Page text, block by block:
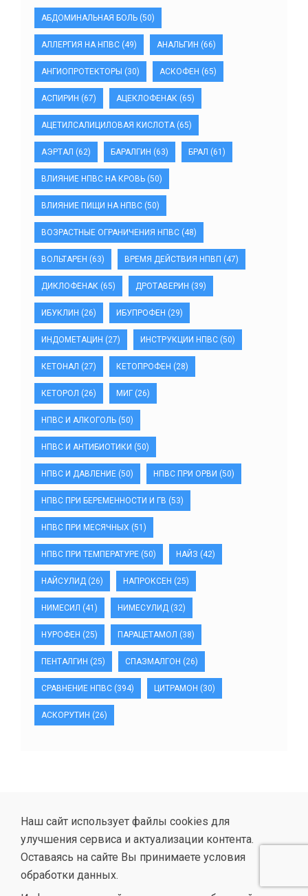
АБДОМИНАЛЬНАЯ БОЛЬ (50)
АЛЛЕРГИЯ НА НПВС (49) АНАЛЬГИН (66)
АНГИОПРОТЕКТОРЫ (30) АСКОФЕН (65)
АСПИРИН (67) АЦЕКЛОФЕНАК (65)
АЦЕТИЛСАЛИЦИЛОВАЯ КИСЛОТА(65)
АЭРТАЛ (62) БАРАЛГИН (63) БРАЛ (61)
ВЛИЯНИЕ НПВС НА КРОВЬ (50)
ВЛИЯНИЕ ПИЩИ НА НПВС (50)
ВОЗРАСТНЫЕ ОГРАНИЧЕНИЯ НПВС (48)
ВОЛЬТАРЕН (63) ВРЕМЯ ДЕЙСТВИЯ НПВП (47)
ДИКЛОФЕНАК (65) ДРОТАВЕРИН (39)
ИБУКЛИН (26) ИБУПРОФЕН (29)
ИНДОМЕТАЦИН (27) ИНСТРУКЦИИ НПВС (50)
КЕТОНАЛ (27) КЕТОПРОФЕН (28)
КЕТОРОЛ (26) МИГ (26)
НПВС И АЛКОГОЛЬ (50)
НПВС И АНТИБИОТИКИ (50)
НПВС И ДАВЛЕНИЕ (50) НПВС ПРИ ОРВИ (50)
НПВС ПРИ БЕРЕМЕННОСТИ И ГВ (53)
НПВС ПРИ МЕСЯЧНЫХ (51)
НПВС ПРИ ТЕМПЕРАТУРЕ (50) НАЙЗ (42)
НАЙСУЛИД (26) НАПРОКСЕН (25)
НИМЕСИЛ (41) НИМЕСУЛИД (32)
НУРОФЕН (25) ПАРАЦЕТАМОЛ (38)
ПЕНТАЛГИН (25) СПАЗМАЛГОН (26)
СРАВНЕНИЕ НПВС (394) ЦИТРАМОН (30)
АСКОРУТИН (26)
Наш сайт использует файлы cookies для
улучшения сервиса и актуализации контента.
Оставаясь на сайте Вы принимаете условия
обработки данных.